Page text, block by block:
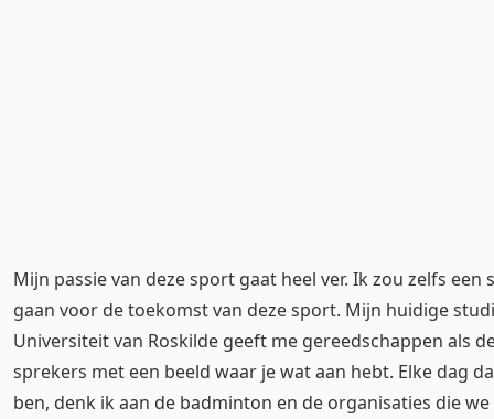
Mijn passie van deze sport gaat heel ver. Ik zou zelfs een
gaan voor de toekomst van deze sport. Mijn huidige
Universiteit van Roskilde geeft me gereedschappen als
sprekers met een beeld waar je wat aan hebt. Elke dag
ben, denk ik aan de badminton en de organisaties die